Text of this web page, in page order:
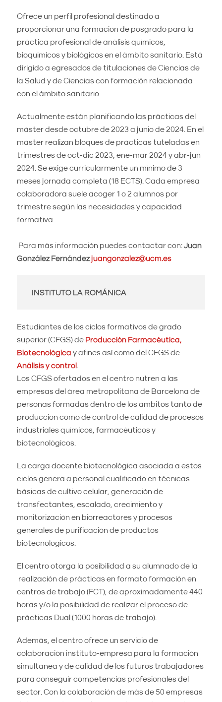
Ofrece un perfil profesional destinado a
proporcionar una formación de posgrado para la
práctica profesional de análisis químicos,
bioquímicos y biológicos en el ámbito sanitario. Está
dirigido a egresados de titulaciones de Ciencias de
la Salud y de Ciencias con formación relacionada
con el ámbito sanitario.
Actualmente están planificando las prácticas del
máster desde octubre de 2023 a junio de 2024. En el
máster realizan bloques de prácticas tuteladas en
trimestres de oct-dic 2023, ene-mar 2024 y abr-jun
2024. Se exige curricularmente un mínimo de 3
meses jornada completa (18 ECTS). Cada empresa
colaboradora suele acoger 1 o 2 alumnos por
trimestre según las necesidades y capacidad
formativa.
Para más información puedes contactar con:Juan
González Fernández juangonzalez@ucm.es
INSTITUTO LA ROMÁNICA
Estudiantes de los ciclos formativos de grado
superior (CFGS) de Producción Farmacéutica,
Biotecnológica y afines así como del CFGS de
Análisis y control
Los CFGS ofertados en el centro nutren a las
empresas del área metropolitana de Barcelona de
personas formadas dentro de los ámbitos tanto de
producción como de control de calidad de procesos
industriales químicos, farmacéuticos y
biotecnológicos.
La carga docente biotecnológica asociada a estos
ciclos genera a personal cualificado en técnicas
básicas de cultivo celular, generación de
transfectantes, escalado, crecimiento y
monitorización en biorreactores y procesos
generales de purificación de productos
biotecnológicos.
El centro otorga la posibilidad a su alumnado de la
realización de prácticas en formato formación en
centros de trabajo (FCT), de aproximadamente 440
horas y/o la posibilidad de realizar el proceso de
prácticas Dual (1000 horas de trabajo).
Además, el centro ofrece un servicio de
colaboración instituto-empresa para la formación
simultánea y de calidad de los futuros trabajadores
para conseguir competencias profesionales del
sector. Con la colaboración de más de 50 empresas